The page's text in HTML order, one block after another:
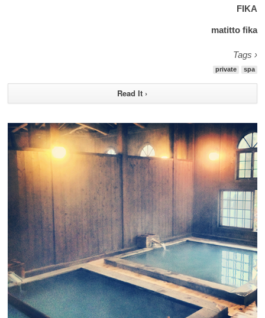
FIKA
matitto fika
Tags ›
private spa
Read It ›